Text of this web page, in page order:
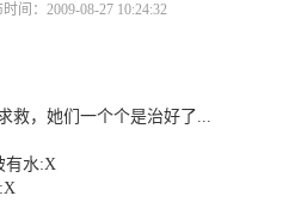
间：2009-08-27 10:24:32
救，她们一个个是治好了...
有水:X